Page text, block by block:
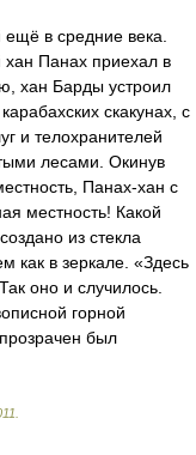
в средние века.
хан Панах приехал в
хан Барды устроил
скакунах, с
и телохранителей
лесами. Окинув
Панах-хан с
местность! Какой
из стекла
как в зеркале. «Здесь
оно и случилось.
горной
был